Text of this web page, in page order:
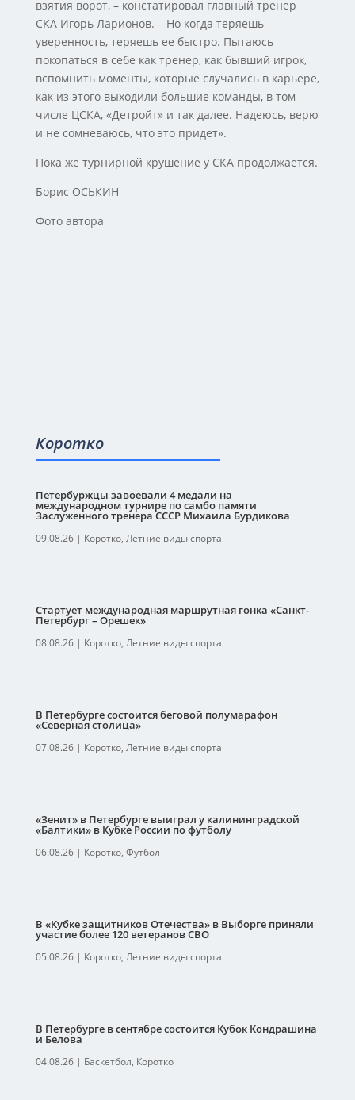
взятия ворот, – констатировал главный тренер
СКА Игорь Ларионов. – Но когда теряешь
уверенность, теряешь ее быстро. Пытаюсь
покопаться в себе как тренер, как бывший игрок,
вспомнить моменты, которые случались в карьере,
как из этого выходили большие команды, в том
числе ЦСКА, «Детройт» и так далее. Надеюсь, верю
и не сомневаюсь, что это придет».
Пока же турнирной крушение у СКА продолжается.
Борис ОСЬКИН
Фото автора
Коротко
Петербуржцы завоевали 4 медали на
международном турнире по самбо памяти
Заслуженного тренера СССР Михаила Бурдикова
09.08.26| Коротко, Летние виды спорта
Стартует международная маршрутная гонка «Санкт-
Петербург – Орешек»
08.08.26| Коротко, Летние виды спорта
В Петербурге состоится беговой полумарафон
«Северная столица»
07.08.26| Коротко, Летние виды спорта
«Зенит» в Петербурге выиграл у калининградской
«Балтики» в Кубке России по футболу
06.08.26| Коротко, Футбол
В «Кубке защитников Отечества» в Выборге приняли
участие более 120 ветеранов СВО
05.08.26| Коротко, Летние виды спорта
В Петербурге в сентябре состоится Кубок Кондрашина
и Белова
04.08.26| Баскетбол, Коротко